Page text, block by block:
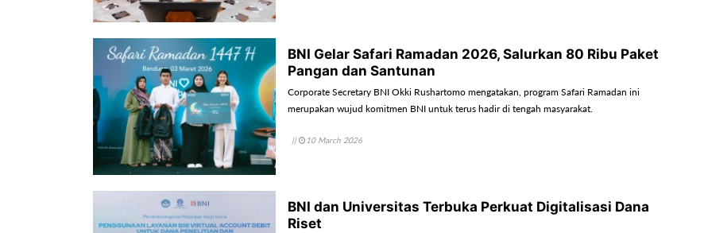
BNI Gelar Safari Ramadan 2026, Salurkan 80 Ribu Paket
Pangan dan Santunan
Corporate Secretary BNI Okki Rushartomo mengatakan, program Safari Ramadan ini
merupakan wujud komitmen BNI untuk terus hadir di tengah masyarakat.
|| 10 March 2026
BNI dan Universitas Terbuka Perkuat Digitalisasi Dana
Riset